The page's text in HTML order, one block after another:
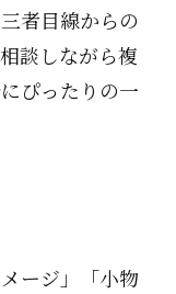
者目線からの
談しながら複
ぴったりの一
ージ」「小物